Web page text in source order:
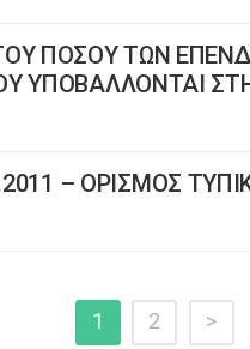
ΠΟΣΟΥ ΤΩΝ
ΥΠΟΒΑΛΛΟΝΤΑΙ
– ΟΡΙΣΜΟΣ
1 2 >